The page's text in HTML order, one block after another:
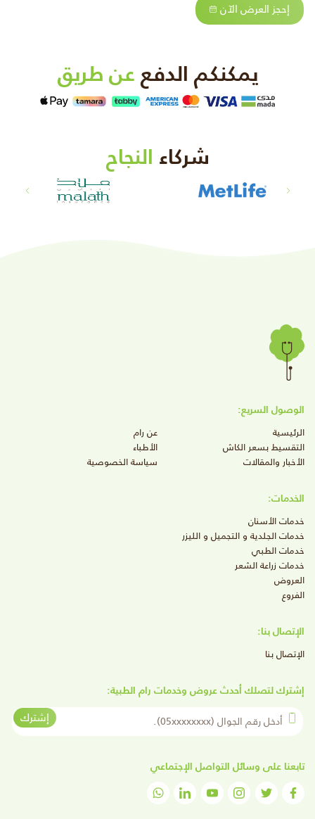
إحجز العرض الآن
يمكنكم الدفععن طريق
شركاء النجاح
الوصول السريع:
الرئيسية
عن رام
التقسيط بسعر الكاش
الأطباء
الأخبار والمقالات
سياسة الخصوصية
الخدمات:
خدمات الأسنان
خدمات الجلدية و التجميل و الليزر
خدمات الطبي
خدمات زراعة الشعر
العروض
الفروع
الإتصال بنا:
الإتصال بنا
إشترك لتصلك أحدث عروض وخدمات رام الطبية:
أدخل رقم الجوال
إشترك
تابعنا على وسائل التواصل الإجتماعي